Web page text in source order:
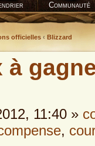
Communauté
officielles ‹ Blizzard
à
11:40 »
,